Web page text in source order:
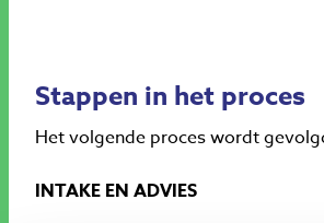
Stappen in het proces
Het volgende proces wordt
INTAKE EN ADVIES